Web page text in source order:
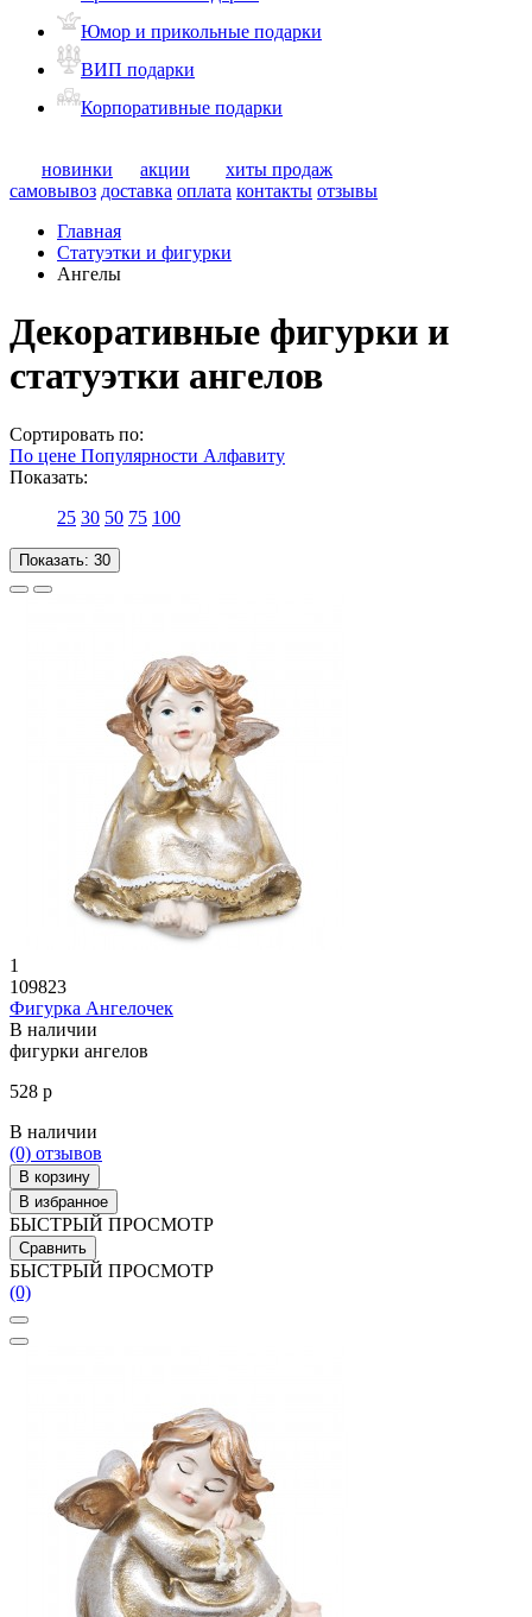
Юмор и прикольные подарки
ВИП подарки
Корпоративные подарки
новинки акции
хиты продаж
самовывоз доставка оплата контакты отзывы
Главная
Статуэтки и фигурки
Ангелы
Декоративные фигурки и
статуэтки ангелов
Сортировать по:
По цене Популярности Алфавиту
Показать:
25 30 50 75 100
Показать: 30
1
109823
Фигурка Ангелочек
В наличии
фигурки ангелов
528 р
В наличии
(0) отзывов
В корзину
В избранное
БЫСТРЫЙ ПРОСМОТР
Сравнить
БЫСТРЫЙ ПРОСМОТР
(0)